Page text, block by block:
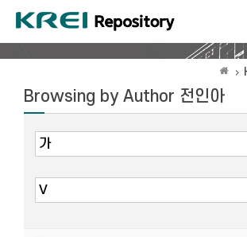
Browsing by Author 전인아